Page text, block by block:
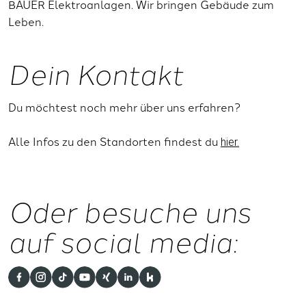
BAUER Elektroanlagen. Wir bringen Gebäude zum
Leben.
Dein Kontakt
Du möchtest noch mehr über uns erfahren?
Alle Infos zu den Standorten findest du hier.
Oder besuche uns
auf social media: